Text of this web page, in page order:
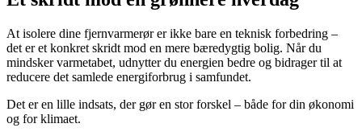
At isolere dine fjernvarmerør er ikke bare en teknisk forbedring –
det er et konkret skridt mod en mere bæredygtig bolig. Når du
mindsker varmetabet, udnytter du energien bedre og bidrager til at
reducere det samlede energiforbrug i samfundet.
Det er en lille indsats, der gør en stor forskel – både for din økonomi
og for klimaet.